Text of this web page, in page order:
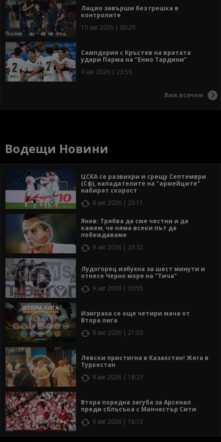
Лацио завърши без грешка в
контролите
10 авг 2026 | 00:29
Сампдория с Кръстев на вратата
удари Парма на "Енио Тардини"
9 авг 2026 | 23:59
Виж всички
Водещи Новини
ЦСКА се развихри и срещу Септември
(Сф), нападателите на "армейците"
набират скорост
9 авг 2026 | 23:11
Янев: Трябва да сме честни и да
кажем, че няма всеки път да
побеждаваме
9 авг 2026 | 23:32
Лудогорец избухна за шест минути и
отнесе Черно море на "Тича"
9 авг 2026 | 20:55
Изиграха се още четири мача от
Втора лига
9 авг 2026 | 21:53
Левски пристигна в Казахстан! Жега в
Туркестан
9 авг 2026 | 18:23
Втора поредна загуба за Арсенал
преди сблъсъка с Манчестър Сити
9 авг 2026 | 18:13